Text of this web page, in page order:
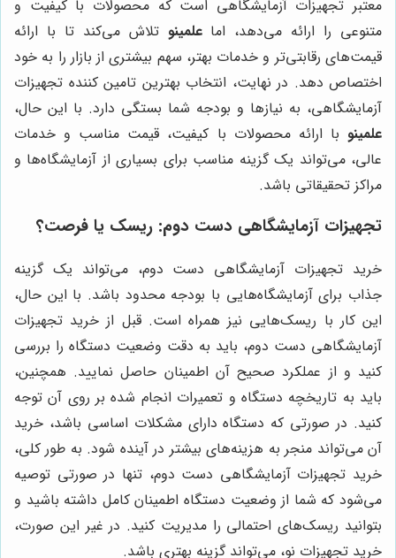
معتبر تجهیزات آزمایشگاهی است که محصولات با کیفیت و
متنوعی را ارائه می‌دهد، اماعلمینو تلاش می‌کند تا با ارائه
قیمت‌های رقابتی‌تر و خدمات بهتر، سهم بیشتری از بازار را به خود
اختصاص دهد. در نهایت، انتخاب بهترین تامین کننده تجهیزات
آزمایشگاهی، به نیازها و بودجه شما بستگی دارد. با این حال،
علمینو با ارائه محصولات با کیفیت، قیمت مناسب و خدمات
عالی، می‌تواند یک گزینه مناسب برای بسیاری از آزمایشگاه‌ها و
مراکز تحقیقاتی باشد.
تجهیزات آزمایشگاهی دست دوم: ریسک یا فرصت؟
خرید تجهیزات آزمایشگاهی دست دوم، می‌تواند یک گزینه
جذاب برای آزمایشگاه‌هایی با بودجه محدود باشد. با این حال،
این کار با ریسک‌هایی نیز همراه است. قبل از خرید تجهیزات
آزمایشگاهی دست دوم، باید به دقت وضعیت دستگاه را بررسی
کنید و از عملکرد صحیح آن اطمینان حاصل نمایید. همچنین،
باید به تاریخچه دستگاه و تعمیرات انجام شده بر روی آن توجه
کنید. در صورتی که دستگاه دارای مشکلات اساسی باشد، خرید
آن می‌تواند منجر به هزینه‌های بیشتر در آینده شود. به طور کلی،
خرید تجهیزات آزمایشگاهی دست دوم، تنها در صورتی توصیه
می‌شود که شما از وضعیت دستگاه اطمینان کامل داشته باشید و
بتوانید ریسک‌های احتمالی را مدیریت کنید. در غیر این صورت،
خرید تجهیزات نو، می‌تواند گزینه بهتری باشد.